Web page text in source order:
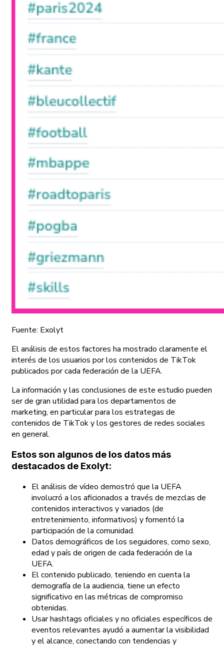
Fuente: Exolyt
El análisis de estos factores ha mostrado claramente el
interés de los usuarios por los contenidos de TikTok
publicados por cada federación de la UEFA.
La información y las conclusiones de este estudio pueden
ser de gran utilidad para los departamentos de
marketing, en particular para los estrategas de
contenidos de TikTok y los gestores de redes sociales
en general.
Estos son algunos de los datos más
destacados de Exolyt:
El análisis de vídeo demostró que la UEFA
involucró a los aficionados a través de mezclas de
contenidos interactivos y variados (de
entretenimiento, informativos) y fomentó la
participación de la comunidad.
Datos demográficos de los seguidores, como sexo,
edad y país de origen de cada federación de la
UEFA.
El contenido publicado, teniendo en cuenta la
demografía de la audiencia, tiene un efecto
significativo en las métricas de compromiso
obtenidas.
Usar hashtags oficiales y no oficiales específicos de
eventos relevantes ayudó a aumentar la visibilidad
y el alcance, conectando con tendencias y